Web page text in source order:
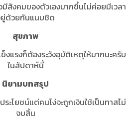
สังคมของตัวเองมากขึ้นไม่ค่อยมีเวลา
ด้วยกันแนบชิด
สุขภาพ
แรงก็ต้องระวังอุบัติเหตุให้มากนะครับ
ในสัปดาห์นี้
นิยามบทสรุป
ระโยชน์แต่คนโง่จะถูกเงินใช้เป็นทาสไม่
จบสิ้น